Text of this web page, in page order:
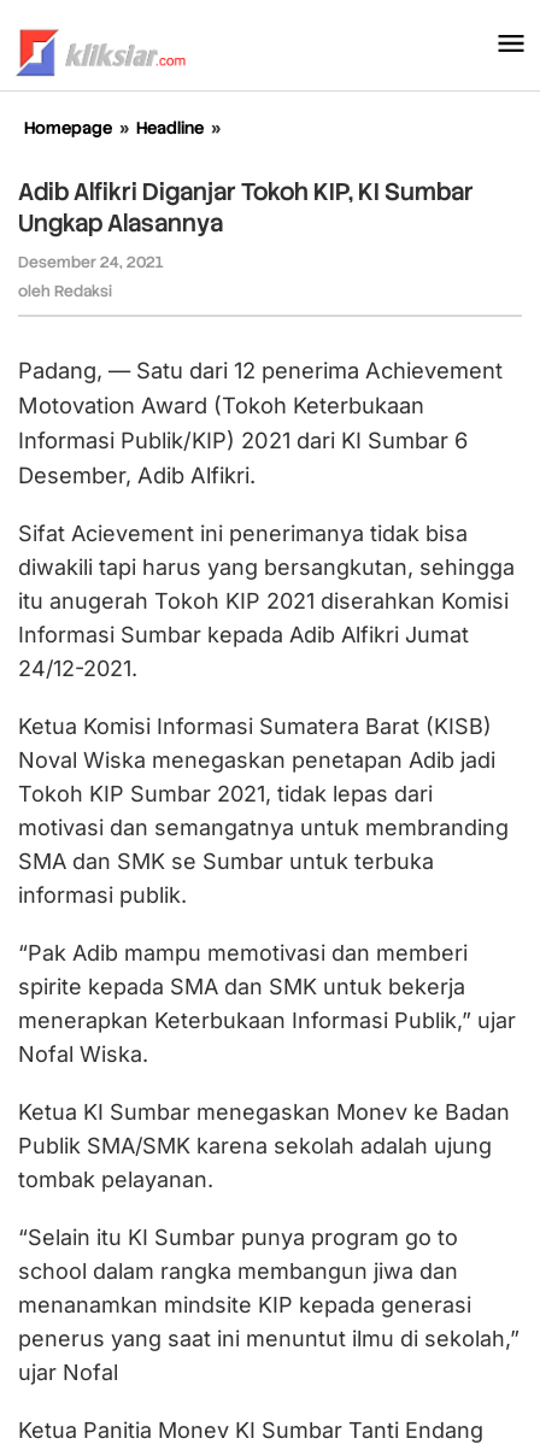
konten
Homepage » Headline »
Diganjar
Tokoh
Adib Alfikri Diganjar Tokoh KIP, KI Sumbar
Ungkap Alasannya
Desember 24, 2021
oleh Redaksi
Padang, — Satu dari 12 penerima Achievement
Motovation Award (Tokoh Keterbukaan
Informasi Publik/KIP) 2021 dari KI Sumbar 6
Desember, Adib Alfikri.
Sifat Acievement ini penerimanya tidak bisa
diwakili tapi harus yang bersangkutan, sehingga
itu anugerah Tokoh KIP 2021 diserahkan Komisi
Informasi Sumbar kepada Adib Alfikri Jumat
24/12-2021.
Ketua Komisi Informasi Sumatera Barat (KISB)
Noval Wiska menegaskan penetapan Adib jadi
Tokoh KIP Sumbar 2021, tidak lepas dari
motivasi dan semangatnya untuk membranding
SMA dan SMK se Sumbar untuk terbuka
informasi publik.
“Pak Adib mampu memotivasi dan memberi
spirite kepada SMA dan SMK untuk bekerja
menerapkan Keterbukaan Informasi Publik,” ujar
Nofal Wiska.
Ketua KI Sumbar menegaskan Monev ke Badan
Publik SMA/SMK karena sekolah adalah ujung
tombak pelayanan.
“Selain itu KI Sumbar punya program go to
school dalam rangka membangun jiwa dan
menanamkan mindsite KIP kepada generasi
penerus yang saat ini menuntut ilmu di sekolah,”
ujar Nofal
Ketua Panitia Monev KI Sumbar Tanti Endang